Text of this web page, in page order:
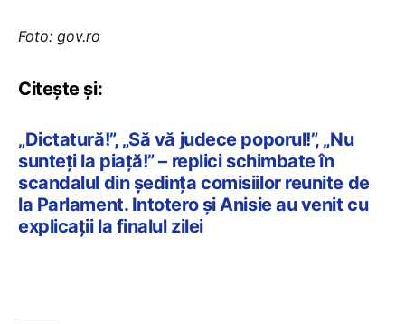
Foto: gov.ro
Citește și:
„Dictatură!”, „Să vă judece poporul!”, „Nu
sunteți la piață!” – replici schimbate în
scandalul din ședința comisiilor reunite de
la Parlament. Intotero și Anisie au venit cu
explicații la finalul zilei